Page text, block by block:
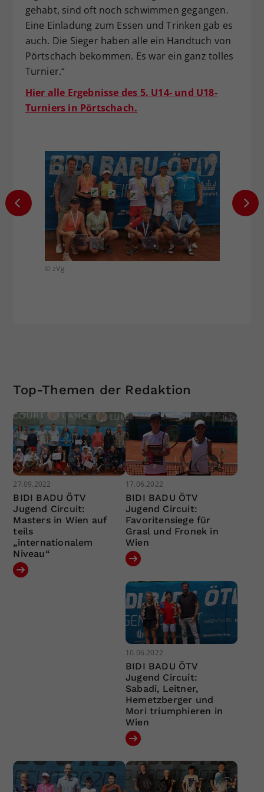
gehabt, sind oft noch schwimmen gegangen.
Eine Einladung zum Essen und Trinken gab es
auch. Die Sieger haben alle ein Handtuch von
Pörtschach bekommen. Es war ein ganz tolles
Turnier.“
Hier alle Ergebnisse des 5. U14- und U18-
Turniers in Pörtschach.
© zVg
Top-Themen der Redaktion
27.09.2022
BIDI BADU ÖTV
Jugend Circuit:
Masters in Wien auf
teils
„internationalem
Niveau“
17.06.2022
BIDI BADU ÖTV
Jugend Circuit:
Favoritensiege für
Grasl und Fronek in
Wien
10.06.2022
BIDI BADU ÖTV
Jugend Circuit:
Sabadi, Leitner,
Hemetzberger und
Mori triumphieren in
Wien